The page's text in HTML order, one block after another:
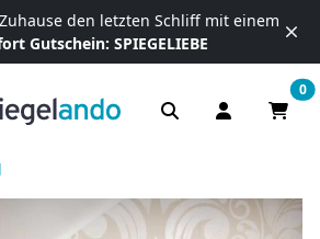
den letzten Schliff mit einem
Gutschein: SPIEGELIEBE
Anmelden /
0
Schmetterling – Smetba